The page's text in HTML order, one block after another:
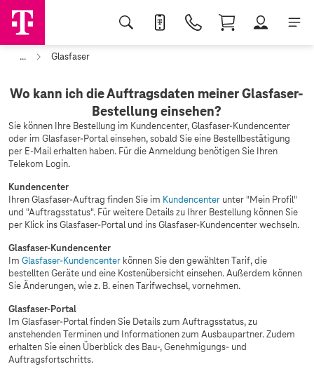
... Glasfaser
Wo kann ich die Auftragsdaten meiner Glasfaser-
Bestellung einsehen?
Sie können Ihre Bestellung im Kundencenter, Glasfaser-Kundencenter
oder im Glasfaser-Portal einsehen, sobald Sie eine Bestellbestätigung
per E-Mail erhalten haben. Für die Anmeldung benötigen Sie Ihren
Telekom Login.
Kundencenter
Ihren Glasfaser-Auftrag finden Sie im Kundencenter unter "Mein Profil"
und "Auftragsstatus". Für weitere Details zu Ihrer Bestellung können Sie
per Klick ins Glasfaser-Portal und ins Glasfaser-Kundencenter wechseln.
Glasfaser-Kundencenter
Im Glasfaser-Kundencenter können Sie den gewählten Tarif, die
bestellten Geräte und eine Kostenübersicht einsehen. Außerdem können
Sie Änderungen, wie z. B. einen Tarifwechsel, vornehmen.
Glasfaser-Portal
Im Glasfaser-Portal finden Sie Details zum Auftragsstatus, zu
anstehenden Terminen und Informationen zum Ausbaupartner. Zudem
erhalten Sie einen Überblick des Bau-, Genehmigungs- und
Auftragsfortschritts.